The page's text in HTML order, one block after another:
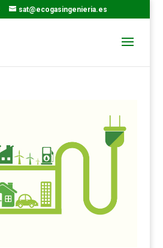
sat@ecogasingenieria.es